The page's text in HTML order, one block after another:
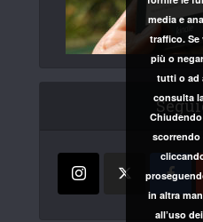
media e
traffico. Se
più o
tutti o ad
consulta
scorrendo
in altra
all’uso